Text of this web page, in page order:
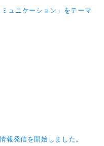
ュニケーション」をテーマ
報発信を開始しました。